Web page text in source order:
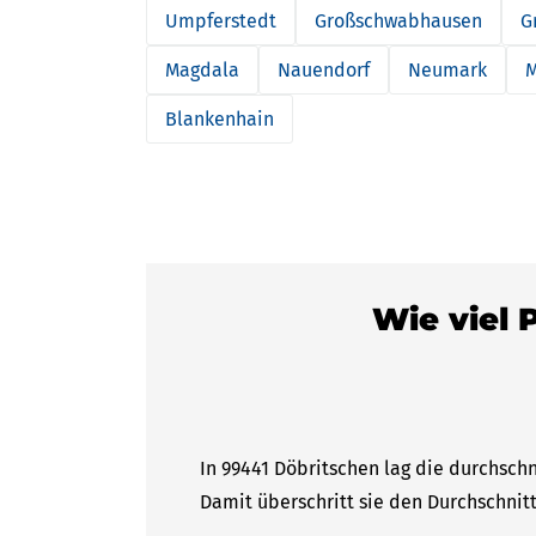
Umpferstedt Großschwabhausen
Magdala Nauendorf Neumark
Blankenhain
Wie viel
In 99441 Döbritschen lag die
Damit überschritt sie den